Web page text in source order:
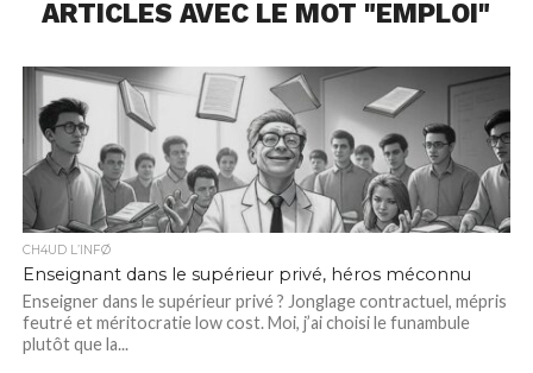
ARTICLES AVEC LE MOT "EMPLOI"
CH4UD L’INFØ
Enseignant dans le supérieur privé, héros méconnu
Enseigner dans le supérieur privé ? Jonglage contractuel, mépris
feutré et méritocratie low cost. Moi, j’ai choisi le funambule
plutôt que la...